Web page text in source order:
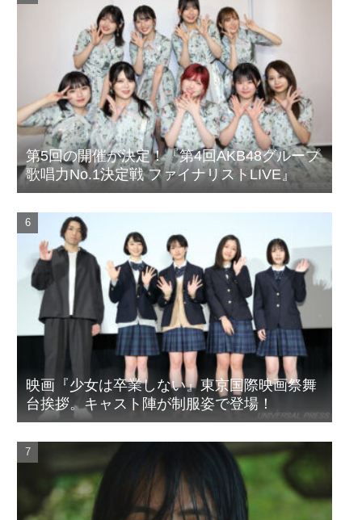
第5回の開催が決定！『第4回AKB48グループ
歌唱力No.1決定戦 ファイナリストLIVE』
映画『少女は卒業しない』東京国際映画祭舞
台挨拶。キャスト陣が制服姿で登場！